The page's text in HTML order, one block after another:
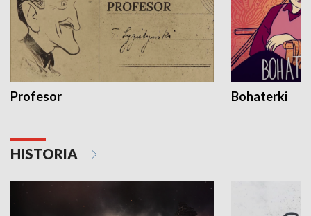
Profesor Bohaterki
HISTORIA